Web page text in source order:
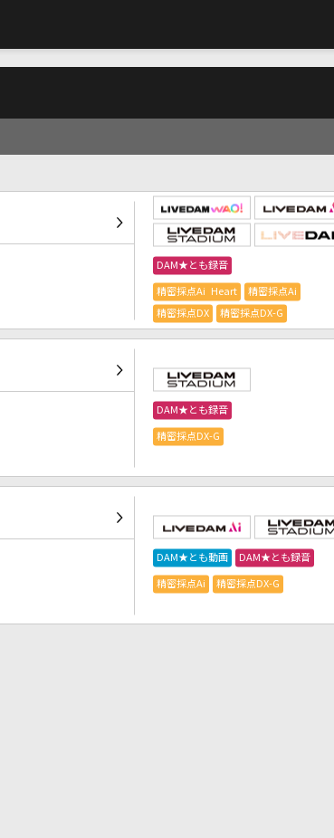
DAM★とも録音
精密採点Ai Heart 精密採点Ai
精密採点DX 精密採点DX-G
DAM★とも録音
精密採点DX-G
DAM★とも動画 DAM★とも録音
精密採点Ai 精密採点DX-G